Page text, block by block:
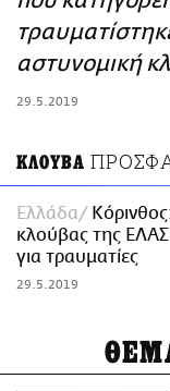
ΑΜΠΑ
PRINT
αστυνομική
29.5.2019
ΚΛΟΥΒΑ
Ελλάδα
κλούβας της
για τραυματίες
29.5.2019